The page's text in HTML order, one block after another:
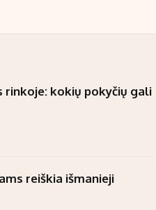
rinkoje: kokių pokyčių gali
reiškia išmanieji